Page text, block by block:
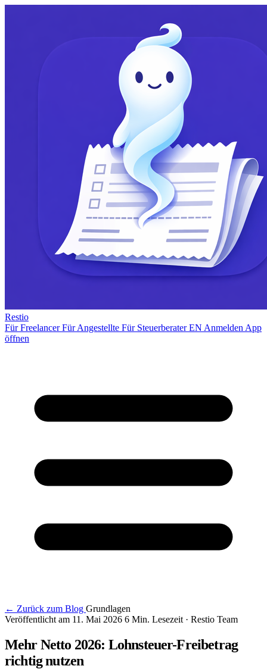
Restio
Für FreelancerFür Angestellte Für SteuerberaterEN Anmelden App
öffnen
← Zurück zum Blog Grundlagen
Veröffentlicht am 11. Mai 2026 6 Min. Lesezeit · Restio Team
Mehr Netto 2026: Lohnsteuer-Freibetrag
richtig nutzen